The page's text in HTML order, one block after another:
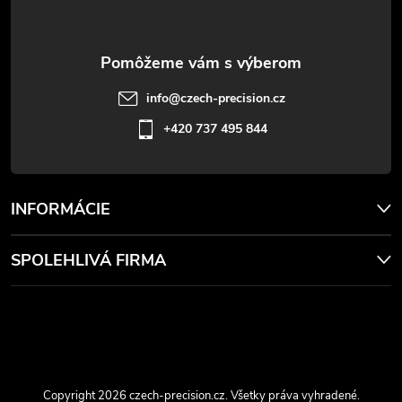
INFORMÁCIE
SPOLEHLIVÁ FIRMA
info@czech-precision.cz
+420 737 495 844
Copyright 2026czech-precision.cz. Všetky práva vyhradené.